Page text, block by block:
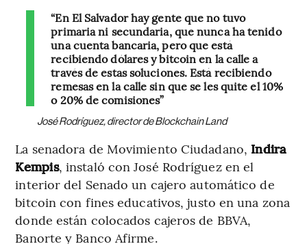
“En El Salvador hay gente que no tuvo
primaria ni secundaria, que nunca ha tenido
una cuenta bancaria, pero que está
recibiendo dólares y bitcoin en la calle a
través de estas soluciones. Está recibiendo
remesas en la calle sin que se les quite el 10%
o 20% de comisiones”
José Rodríguez, director de Blockchain Land
La senadora de Movimiento Ciudadano, Indira
Kempis, instaló con José Rodríguez en el
interior del Senado un cajero automático de
bitcoin con fines educativos, justo en una zona
donde están colocados cajeros de BBVA,
Banorte y Banco Afirme.